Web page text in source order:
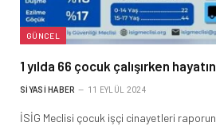
GÜNCEL
1 yılda 66 çocuk çalışırken
SIYASI HABER 11 EYLÜL 2024
İSİG Meclisi çocuk işçi cinayetleri